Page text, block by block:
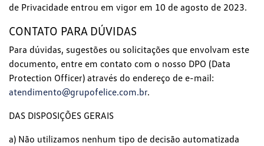
de Privacidade entrou em vigor em 10 de agosto de 2023.
CONTATO PARA DÚVIDAS
Para dúvidas, sugestões ou solicitações que envolvam este
documento, entre em contato com o nosso DPO (Data
Protection Officer) através do endereço de e-mail:
atendimento@grupofelice.com.br.
DAS DISPOSIÇÕES GERAIS
a) Não utilizamos nenhum tipo de decisão automatizada